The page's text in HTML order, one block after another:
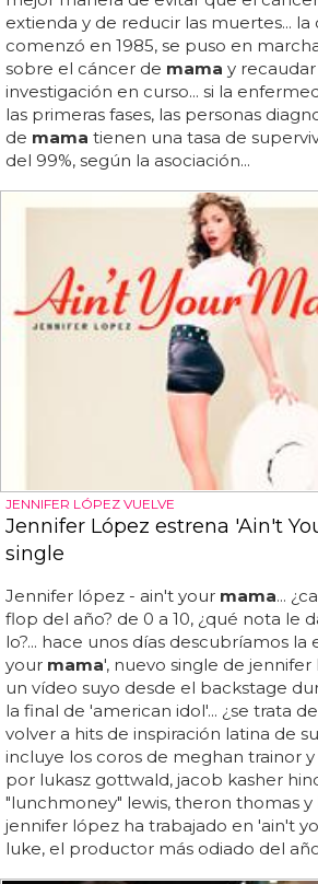
extienda y de reducir las muertes...
comenzó en 1985, se puso en
sobre el cáncer de mama y
investigación en curso... si la
las primeras fases, las personas
de mama tienen una tasa de
del 99%, según la asociación...
JENNIFER LÓPEZ VUELVE
Jennifer López estrena 'Ain't
single
Jennifer lópez - ain't your mama...
flop del año? de 0 a 10, ¿qué nota le
lo?... hace unos días descubríamos la
your mama', nuevo single de jennifer
un vídeo suyo desde el backstage
la final de 'american idol'... ¿se trata
volver a hits de inspiración latina de
incluye los coros de meghan trainor
por lukasz gottwald, jacob kasher
"lunchmoney" lewis, theron thomas y
jennifer lópez ha trabajado en 'ain't
luke, el productor más odiado del